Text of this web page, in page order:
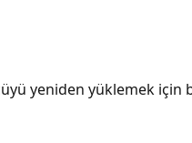
yeniden yüklemek için